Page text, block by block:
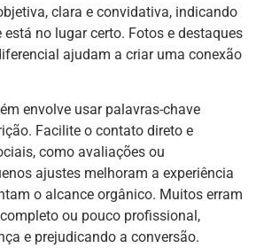
clara e convidativa, indicando
está no lugar certo. Fotos e destaques
ajudam a criar uma conexão
envolve usar palavras-chave
Facilite o contato direto e
como avaliações ou
ajustes melhoram a experiência
o alcance orgânico. Muitos erram
ou pouco profissional,
e prejudicando a conversão.